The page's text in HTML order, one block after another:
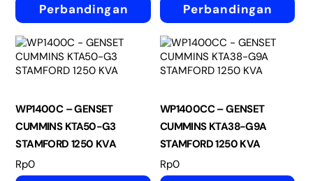
Perbandingan Perbandingan
WP1400C – GENSET
CUMMINS KTA50-G3
STAMFORD 1250 KVA
Rp0
WP1400CC – GENSET
CUMMINS KTA38-G9A
STAMFORD 1250 KVA
Rp0